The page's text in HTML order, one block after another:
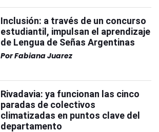
Inclusión: a través de un concurso
estudiantil, impulsan el aprendizaje
de Lengua de Señas Argentinas
PorFabiana Juarez
Rivadavia: ya funcionan las cinco
paradas de colectivos
climatizadas en puntos clave del
departamento